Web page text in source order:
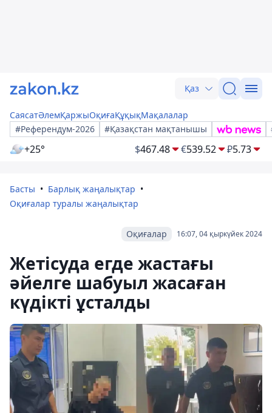
Қаз
СаясатӘлемҚаржыОқиғаҚұқықМақалалар
#Референдум-2026
#Қазақстан мақтанышы
+25° $467.48 €539.52 ₽5.73
Басты
Барлық жаңалықтар
Оқиғалар туралы жаңалықтар
16:07, 04 қыркүйек 2024
Оқиғалар
Жетісуда егде жастағы
әйелге шабуыл жасаған
күдікті ұсталды